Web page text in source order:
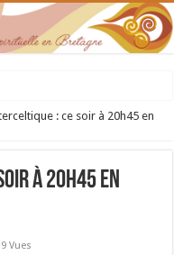
Bretagne chrétienne
: ce soir à 20h45 en
à 20h45 en
Vues